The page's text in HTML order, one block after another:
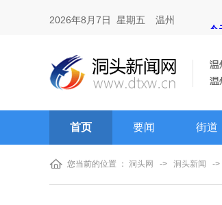
2026年8月7日 星期五 温州
首页 要闻 街道
您当前的位置 ： 洞头网 -> 洞头新闻 ->